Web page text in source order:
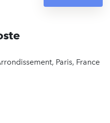
Paris, France